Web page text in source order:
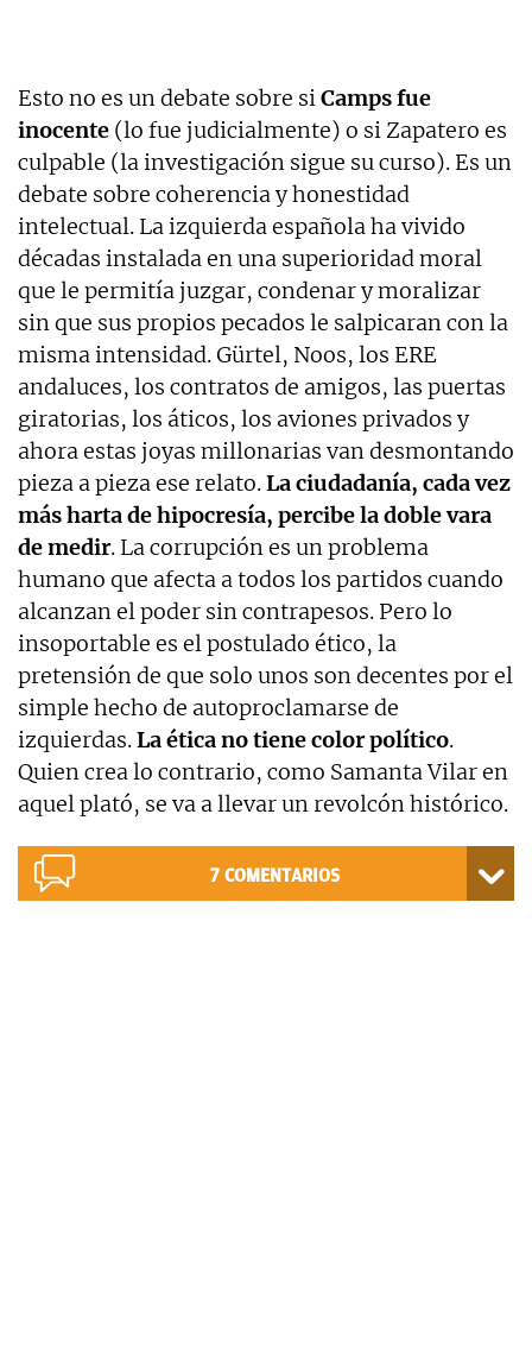
Esto no es un debate sobre siCamps fue
inocente (lo fue judicialmente) o si Zapatero es
culpable (la investigación sigue su curso). Es un
debate sobre coherencia y honestidad
intelectual. La izquierda española ha vivido
décadas instalada en una superioridad moral
que le permitía juzgar, condenar y moralizar
sin que sus propios pecados le salpicaran con la
misma intensidad. Gürtel, Noos, los ERE
andaluces, los contratos de amigos, las puertas
giratorias, los áticos, los aviones privados y
ahora estas joyas millonarias van desmontando
pieza a pieza ese relato.La ciudadanía, cada vez
más harta de hipocresía, percibe la doble vara
de medir. La corrupción es un problema
humano que afecta a todos los partidos cuando
alcanzan el poder sin contrapesos. Pero lo
insoportable es el postulado ético, la
pretensión de que solo unos son decentes por el
simple hecho de autoproclamarse de
izquierdas.La ética no tiene color político.
Quien crea lo contrario, como Samanta Vilar en
aquel plató, se va a llevar un revolcón histórico.
7 COMENTARIOS